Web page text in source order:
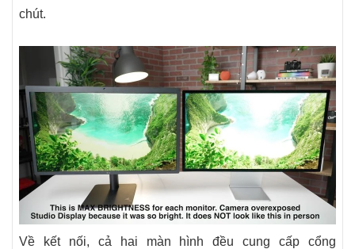
chút.
Về kết nối, cả hai màn hình đều cung cấp cổng